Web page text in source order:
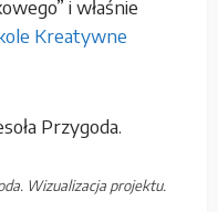
i właśnie
Kreatywne
Wizualizacja projektu.